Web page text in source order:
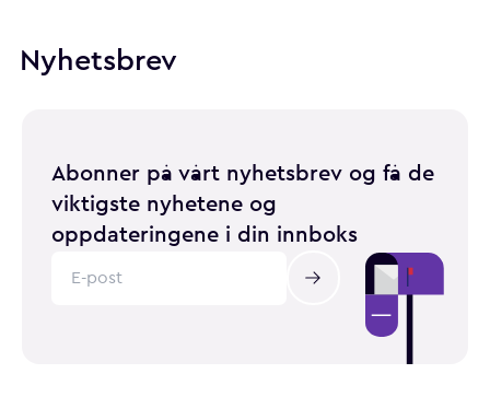
Nyhetsbrev
Abonner på vårt nyhetsbrev og få de
viktigste nyhetene og
oppdateringene i din innboks